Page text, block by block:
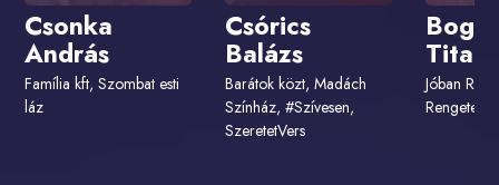
Csonka
András
Família kft, Szombat esti
láz
Csórics
Balázs
Barátok közt, Madách
Színház, #Szívesen,
SzeretetVers
Jóban
Rengeteg